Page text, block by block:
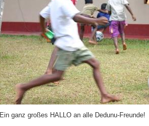
Ein ganz großes HALLO an alle Dedunu-Freunde!